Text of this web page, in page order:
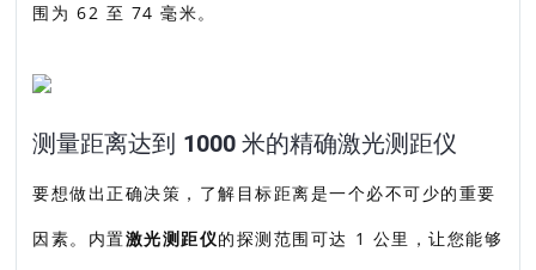
围为 62 至 74 毫米。
测量距离达到 1000 米的精确激光测距仪
要想做出正确决策，了解目标距离是一个必不可少的重要
因素。内置激光测距仪的探测范围可达 1 公里，让您能够